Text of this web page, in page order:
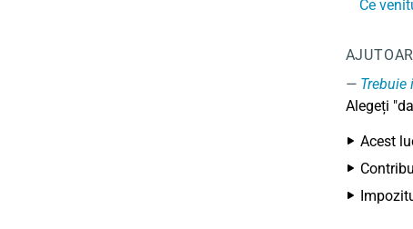
Ce
Trebuie
Alegeți
Acest